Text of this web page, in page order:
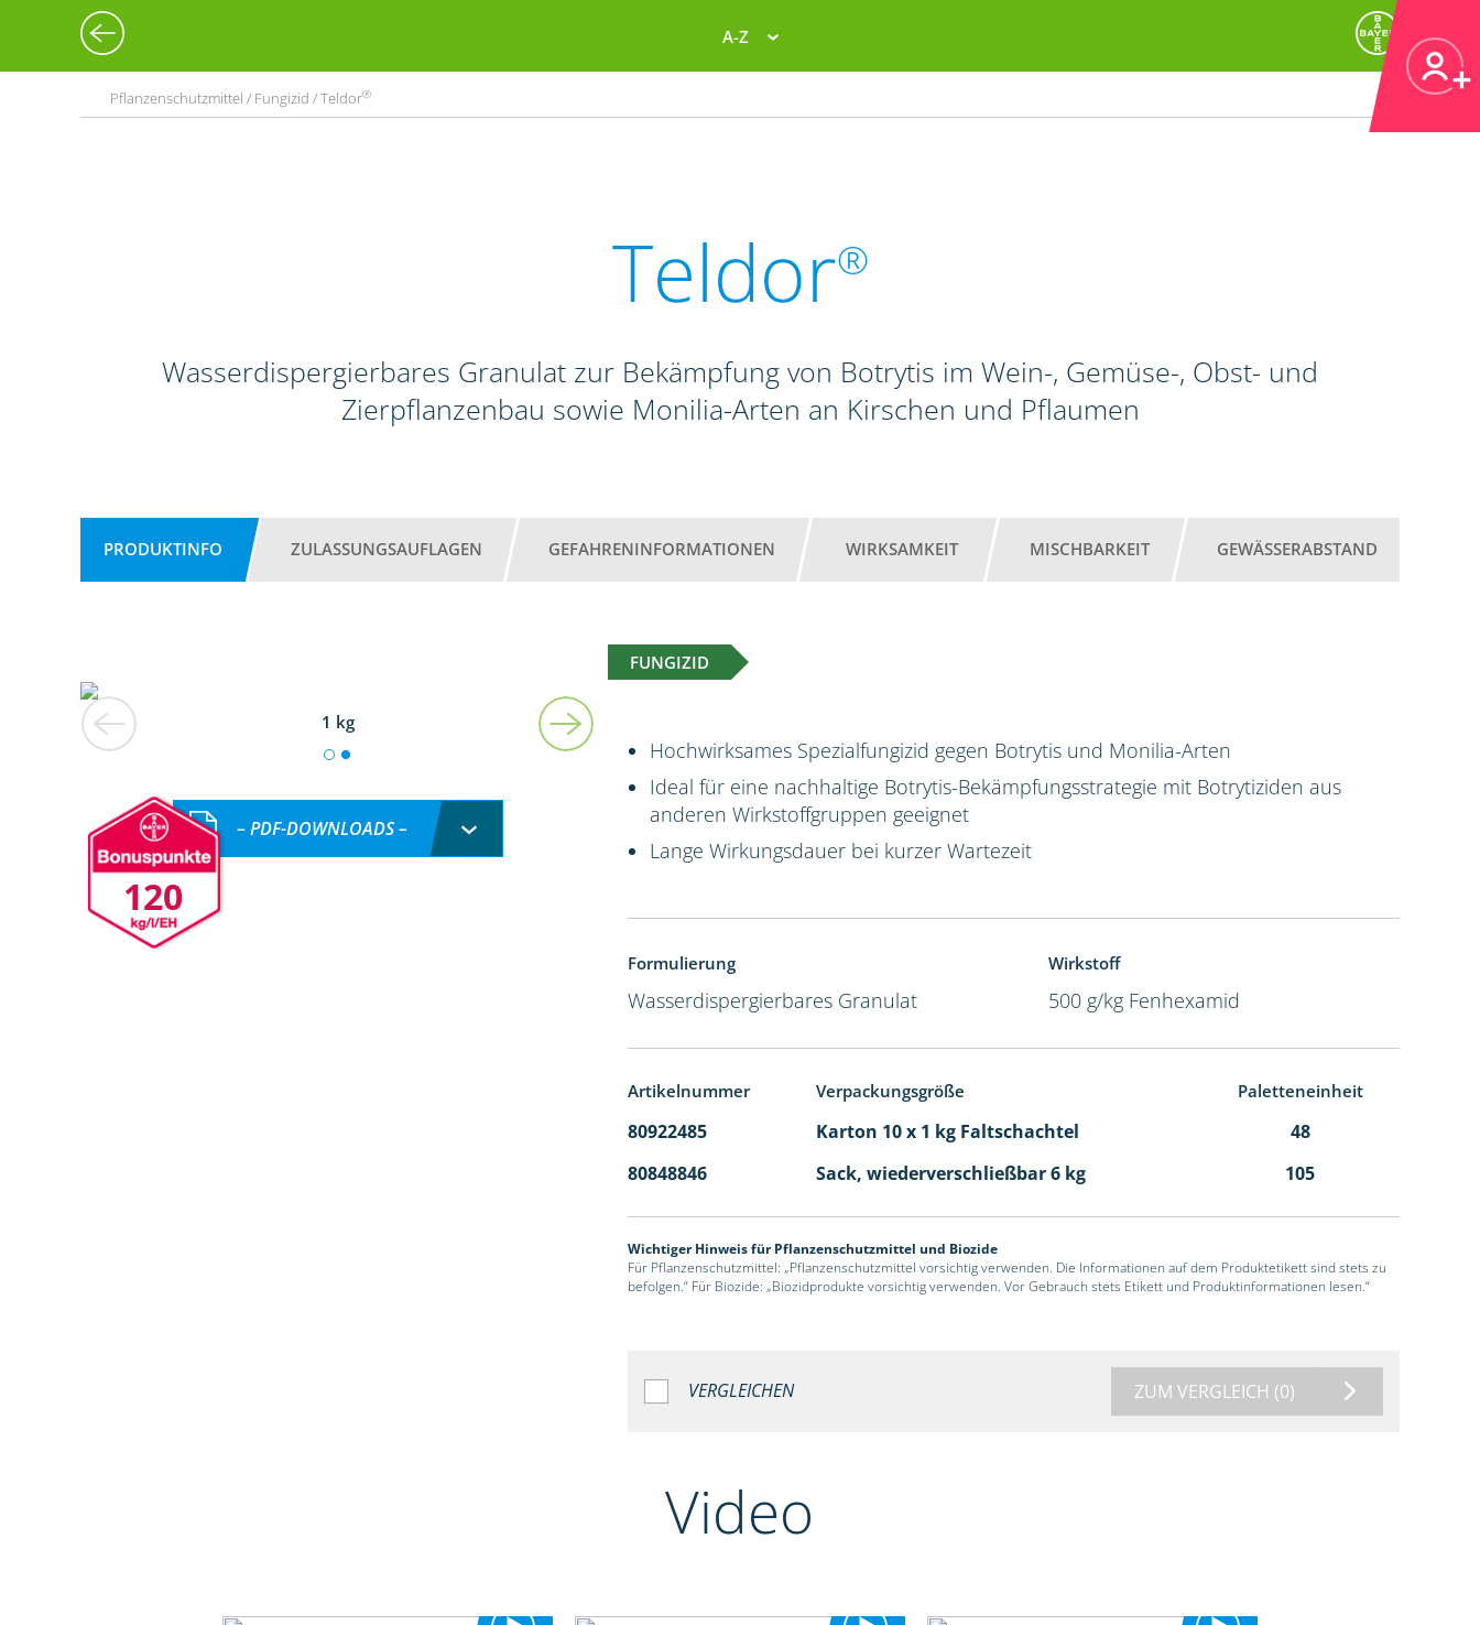
A-Z
Pflanzenschutzmittel / Fungizid / Teldor®
Teldor®
Wasserdispergierbares Granulat zur Bekämpfung von Botrytis im Wein-, Gemüse-, Obst- und
Zierpflanzenbau sowie Monilia-Arten an Kirschen und Pflaumen
PRODUKTINFO ZULASSUNGSAUFLAGEN GEFAHRENINFORMATIONEN WIRKSAMKEIT MISCHBARKEIT GEWÄSSERABSTAND
FUNGIZID
1 kg
120
– PDF-DOWNLOADS –
Hochwirksames Spezialfungizid gegen Botrytis und Monilia-Arten
Ideal für eine nachhaltige Botrytis-Bekämpfungsstrategie mit Botrytiziden aus
anderen Wirkstoffgruppen geeignet
Lange Wirkungsdauer bei kurzer Wartezeit
Formulierung
Wasserdispergierbares Granulat
Wirkstoff
500 g/kg Fenhexamid
Artikelnummer Verpackungsgröße Paletteneinheit
80922485 Karton 10 x 1 kg Faltschachtel
48
80848846
Sack, wiederverschließbar 6 kg 105
Wichtiger Hinweis für Pflanzenschutzmittel und Biozide
Für Pflanzenschutzmittel: „Pflanzenschutzmittel vorsichtig verwenden. Die Informationen auf dem Produktetikett sind stets zu
befolgen.“ Für Biozide: „Biozidprodukte vorsichtig verwenden. Vor Gebrauch stets Etikett und Produktinformationen lesen.“
VERGLEICHEN ZUM VERGLEICH (0)
Video